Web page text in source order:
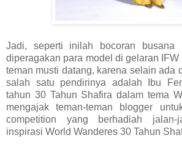
Jadi, seperti inilah bocoran busana
diperagakan para model di gelaran IFW
teman musti datang, karena selain ada
salah satu pendirinya adalah Ibu
tahun 30 Tahun Shafira dalam tema
mengajak teman-teman blogger
competition yang berhadiah
inspirasi World Wanderes 30 Tahun